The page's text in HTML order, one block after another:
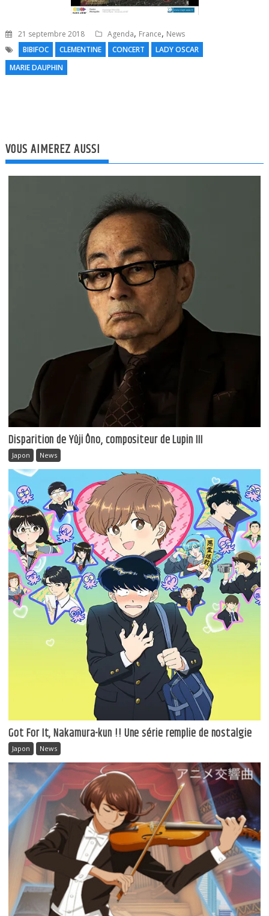
21 septembre 2018 Agenda, France, News
BIBIFOC
CLEMENTINE CONCERT
LADY OSCAR
MARIE DAUPHIN
VOUS AIMEREZ AUSSI
Disparition de Yûji Ôno, compositeur de Lupin III
Japon News
Got For It, Nakamura-kun !! Une série remplie de nostalgie
Japon News